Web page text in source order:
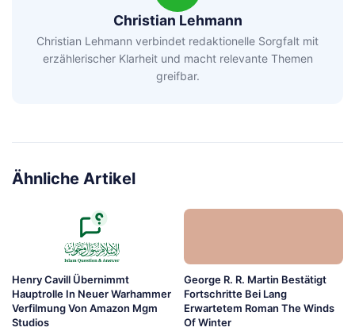
Christian Lehmann
Christian Lehmann verbindet redaktionelle Sorgfalt mit
erzählerischer Klarheit und macht relevante Themen
greifbar.
Ähnliche Artikel
Henry Cavill Übernimmt
Hauptrolle In Neuer Warhammer
Verfilmung Von Amazon Mgm
Studios
George R. R. Martin Bestätigt
Fortschritte Bei Lang
Erwartetem Roman The Winds
Of Winter